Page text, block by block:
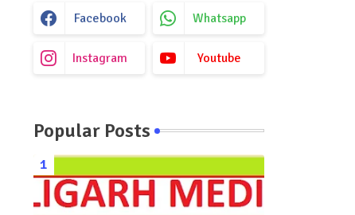
Facebook Whatsapp
Instagram Youtube
Popular Posts